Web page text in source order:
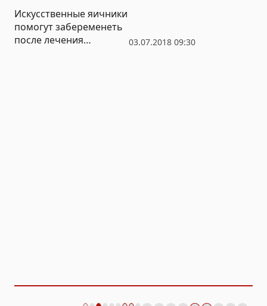
03.07.2018 09:30
Искусственные яичники
помогут забеременеть
после лечения